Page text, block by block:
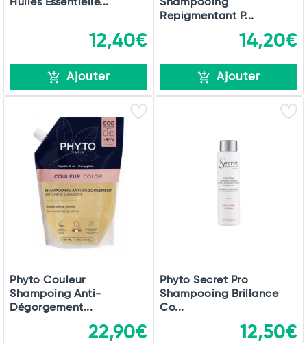
Huiles Essentielle...
12,40€
Ajouter
Shampooing
Repigmentant P...
14,20€
Ajouter
Phyto Couleur
Shampoing Anti-
Dégorgement...
22,90€
Phyto Secret Pro
Shampooing Brillance
Co...
12,50€